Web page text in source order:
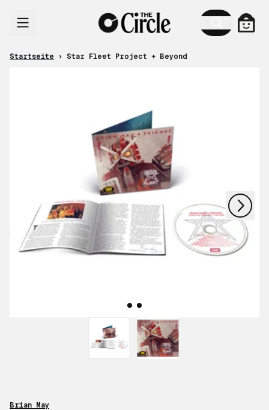
Startseite › Star Fleet Project + Beyond
vorheriges
nächstes
Brian May